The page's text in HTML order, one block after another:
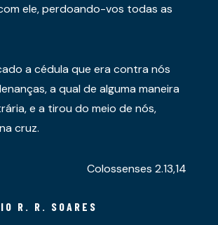
ele, perdoando-vos todas as
a cédula que era contra nós
a qual de alguma maneira
e a tirou do meio de nós,
cruz.
Colossenses 2.13,14
R. R. SOARES